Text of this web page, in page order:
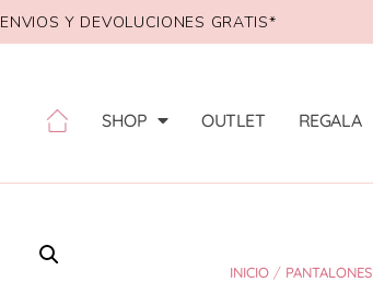
ENVIOS Y DEVOLUCIONES GRATIS*
SHOP OUTLET REGALA
INICIO / PANTALONES